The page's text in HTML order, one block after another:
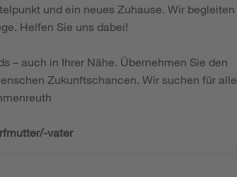
und ein neues Zuhause. Wir begleiten
Helfen Sie uns dabei!
– auch in Ihrer Nähe. Übernehmen Sie den
Zukunftschancen. Wir suchen für alle
vater